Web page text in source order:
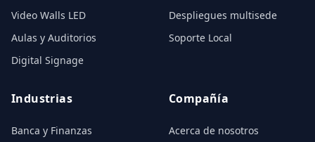
Video Walls LED
Aulas y Auditorios
Digital Signage
Despliegues multisede
Soporte Local
Industrias
Banca y Finanzas
Compañía
Acerca de nosotros